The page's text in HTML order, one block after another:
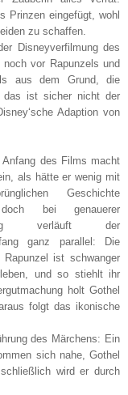
Prinzen eingefügt, wohl
zu schaffen.
Disneyverfilmung des
vor Rapunzels und
aus dem Grund, die
das ist sicher nicht der
Adaption von
Anfang des Films macht
als hätte er wenig mit
Geschichte
bei genauerer
verläuft der
ganz parallel: Die
Rapunzel ist schwanger
und so stiehlt ihr
holt Gothel
folgt das ikonische
des Märchens: Ein
sich nahe, Gothel
wird er durch